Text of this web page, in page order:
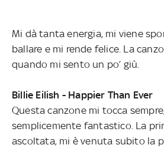
Mi dà tanta energia, mi viene
ballare e mi rende felice. La
quando mi sento un po’ giù.
Billie Eilish - Happier Than Ever
Questa canzone mi tocca
semplicemente fantastico. La
ascoltata, mi è venuta subito la